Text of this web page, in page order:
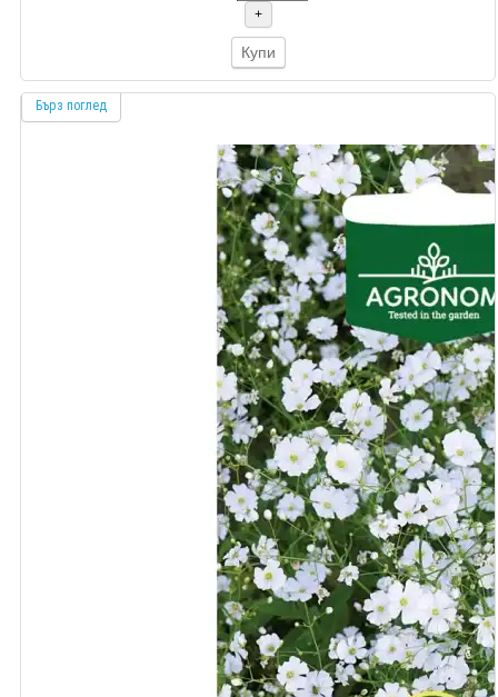
+
Купи
Бърз поглед